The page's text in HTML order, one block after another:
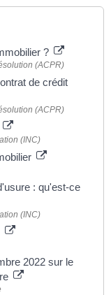
?
(ACPR)
de crédit
(ACPR)
(INC)
: qu'est-ce
(INC)
2022 sur le